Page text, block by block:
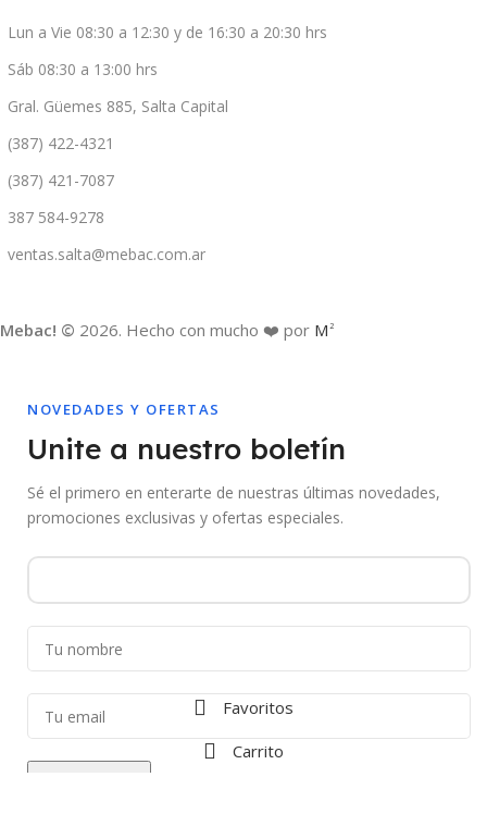
Lun a Vie 08:30 a 12:30 y de 16:30 a 20:30 hrs
Sáb 08:30 a 13:00 hrs
Gral. Güemes 885, Salta Capital
(387) 422-4321
(387) 421-7087
387 584-9278
ventas.salta@mebac.com.ar
Mebac! © 2026. Hecho con mucho ❤️ por M 2
NOVEDADES Y OFERTAS
Unite a nuestro boletín
Sé el primero en enterarte de nuestras últimas novedades,
promociones exclusivas y ofertas especiales.
Favoritos
Carrito